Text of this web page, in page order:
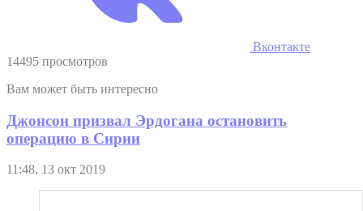
Вконтакте
14495 просмотров
Вам может быть интересно
Джонсон призвал Эрдогана остановить
операцию в Сирии
11:48, 13 окт 2019